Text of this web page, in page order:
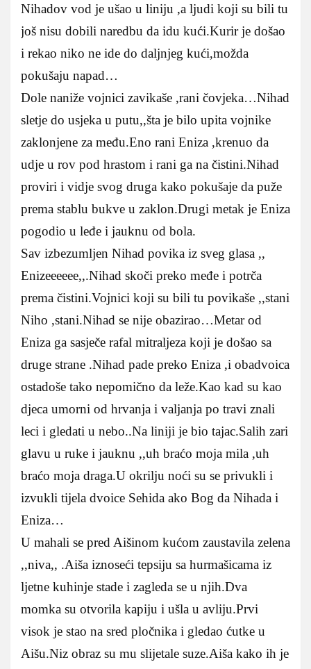
Nihadov vod je ušao u liniju ,a ljudi koji su bili tu
još nisu dobili naredbu da idu kući.Kurir je došao
i rekao niko ne ide do daljnjeg kući,možda
pokušaju napad…
Dole naniže vojnici zavikaše ,rani čovjeka…Nihad
sletje do usjeka u putu,,šta je bilo upita vojnike
zaklonjene za među.Eno rani Eniza ,krenuo da
udje u rov pod hrastom i rani ga na čistini.Nihad
proviri i vidje svog druga kako pokušaje da puže
prema stablu bukve u zaklon.Drugi metak je Eniza
pogodio u leđe i jauknu od bola.
Sav izbezumljen Nihad povika iz sveg glasa ,,
Enizeeeeee,,.Nihad skoči preko međe i potrča
prema čistini.Vojnici koji su bili tu povikaše ,,stani
Niho ,stani.Nihad se nije obazirao…Metar od
Eniza ga sasječe rafal mitraljeza koji je došao sa
druge strane .Nihad pade preko Eniza ,i obadvoica
ostadoše tako nepomično da leže.Kao kad su kao
djeca umorni od hrvanja i valjanja po travi znali
leci i gledati u nebo..Na liniji je bio tajac.Salih zari
glavu u ruke i jauknu ,,uh braćo moja mila ,uh
braćo moja draga.U okrilju noći su se privukli i
izvukli tijela dvoice Sehida ako Bog da Nihada i
Eniza…
U mahali se pred Aišinom kućom zaustavila zelena
,,niva,, .Aiša iznoseći tepsiju sa hurmašicama iz
ljetne kuhinje stade i zagleda se u njih.Dva
momka su otvorila kapiju i ušla u avliju.Prvi
visok je stao na sred pločnika i gledao ćutke u
Aišu.Niz obraz su mu slijetale suze.Aiša kako ih je